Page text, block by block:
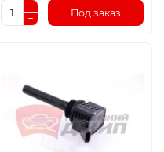
Под заказ